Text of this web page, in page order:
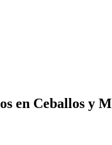
en Ceballos y